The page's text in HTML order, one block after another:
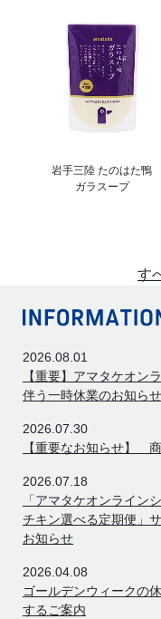
岩手三陸 たのはた鴨
ガラスープ
す
2026.08.01
【重要】アマタケオン
伴う一時休業のお知らせ
2026.07.30
【重要なお知らせ】
2026.07.18
「アマタケオンライン
チキン選べる定期便」
お知らせ
2026.04.08
ゴールデンウィークの
するご案内